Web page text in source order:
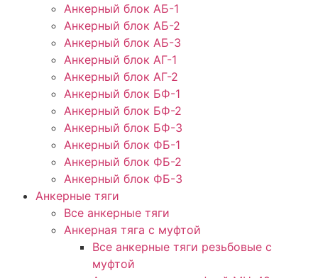
Анкерный блок АБ-1
Анкерный блок АБ-2
Анкерный блок АБ-3
Анкерный блок АГ-1
Анкерный блок АГ-2
Анкерный блок БФ-1
Анкерный блок БФ-2
Анкерный блок БФ-3
Анкерный блок ФБ-1
Анкерный блок ФБ-2
Анкерный блок ФБ-3
Анкерные тяги
Все анкерные тяги
Анкерная тяга с муфтой
Все анкерные тяги резьбовые с
муфтой